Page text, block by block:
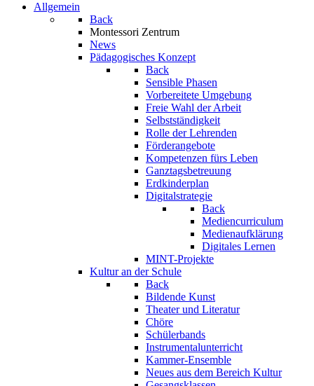
Allgemein
Back
Montessori Zentrum
News
Pädagogisches Konzept
Back
Sensible Phasen
Vorbereitete Umgebung
Freie Wahl der Arbeit
Selbstständigkeit
Rolle der Lehrenden
Förderangebote
Kompetenzen fürs Leben
Ganztagsbetreuung
Erdkinderplan
Digitalstrategie
Back
Mediencurriculum
Medienaufklärung
Digitales Lernen
MINT-Projekte
Kultur an der Schule
Back
Bildende Kunst
Theater und Literatur
Chöre
Schülerbands
Instrumentalunterricht
Kammer-Ensemble
Neues aus dem Bereich Kultur